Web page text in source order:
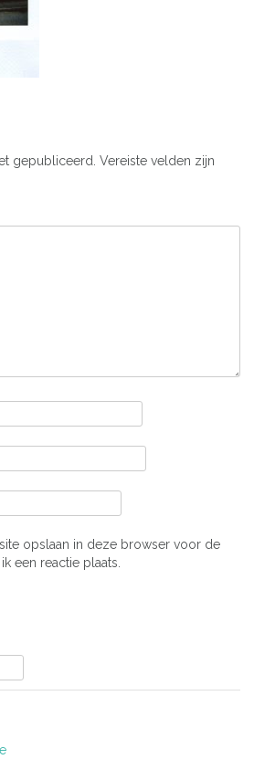
gepubliceerd. Vereiste velden zijn
opslaan in deze browser voor de
een reactie plaats.